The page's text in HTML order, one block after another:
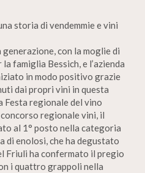
storia di vendemmie e vini
generazione, con la moglie di
famiglia Bessich, e l’azienda
in modo positivo grazie
dai propri vini in questa
Festa regionale del vino
regionale vini, il
al 1° posto nella categoria
di enolosi, che ha degustato
Friuli ha confermato il pregio
i quattro grappoli nella